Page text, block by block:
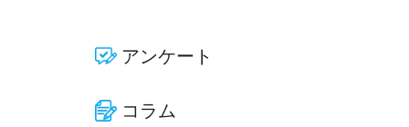
アンケート
コラム